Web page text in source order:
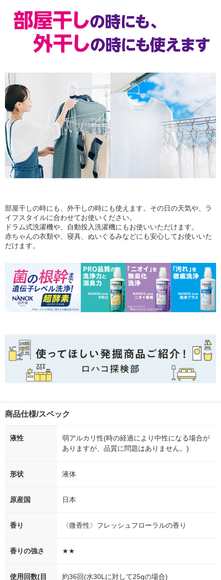
部屋干しの時にも、外干しの時にも使えます。その日の天気や、ラ
イフスタイルに合わせてお使いください。
ドラム式洗濯機や、自動投入洗濯機にもお使いいただけます。
赤ちゃんの衣類や、寝具、ぬいぐるみなどにも安心してお使いいた
だけます。
商品仕様/スペック
液性
弱アルカリ性(時の経過により中性になる場合が
ありますが、品質に問題はありません。)
形状 液体
原産国 日本
香り 〈微香性〉フレッシュフローラルの香り
香りの強さ ★★
使用回数(目 約36回(水30Lに対して25gの場合)